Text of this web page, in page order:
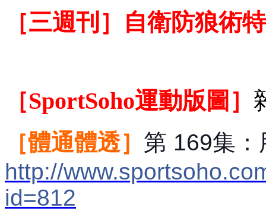
［三週刊］自衛防狼術
［SportSoho運動版圖］
［體通體透］ 第 169集
http://
id=812